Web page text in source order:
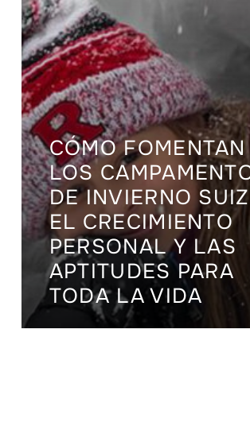
CÓMO FOMENTAN
LOS
DE INVIERNO
EL CRECIMIENTO
PERSONAL Y LAS
APTITUDES PARA
TODA LA VIDA